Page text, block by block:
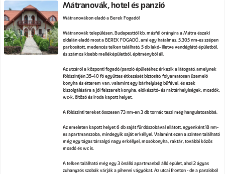
Mátranovák, hotel és panzió
Mátranovákon eladó a Berek Fogadó!
Mátranovák településen, Budapesttől kb. másfél órányira a Mátra északi
oldalán eladó most a BEREK FOGADÓ, ami egy hatalmas, 5.305 nm-es szépen
parkosított, medencés telken található, 5 db lakó- illetve vendéglátó épületből,
és számos kisebb melléképületből, építményből áll.
Az utcáról a központi fogadó/panzió épületéhez érkezik a látogató, amelynek
földszintjén 35-40 fő együttes étkezését biztosító, folyamatosan üzemelő
konyha és étterem van, valamint egy bárhelyiség büfével, és ezek
kiszolgálására a jól felszerelt konyha, előkészítő- és raktárhelyiségek, mosdók,
wc-k, öltöző és iroda kapott helyet.
A földszinti tereket összesen 73 nm-en 3 db tornác teszi még hangulatosabbá.
Az emeleten kapott helyet 6 db saját fürdőszobával ellátott, egyenként 18 nm-
es apartmanszoba, mindegyik saját erkéllyel. Valamint ezen a szinten található
még egy tágas társalgó nagy erkéllyel, mosókonyha, raktár, további közös
mosdó és wc is.
A telken található még egy 3 önálló apartmanból álló épület, ahol 2 ágyas
zuhanyzós szobák várják a pihenni vágyókat. Az utcai fronton - de a panzióból